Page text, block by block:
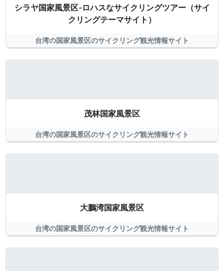
シラヤ国家風景区-ロハスなサイクリングツアー（サイ
クリングテーマサイト）
台湾の国家風景区のサイクリング観光情報サイト
茂林国家風景区
台湾の国家風景区のサイクリング観光情報サイト
大鵬湾国家風景区
台湾の国家風景区のサイクリング観光情報サイト